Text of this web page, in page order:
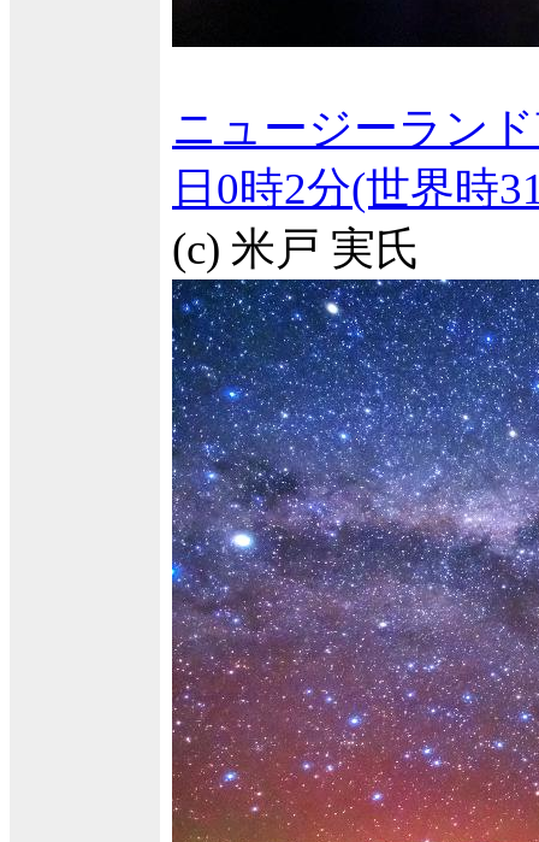
ニュージーラン
日0時2分(世界時
(c) 米戸 実氏